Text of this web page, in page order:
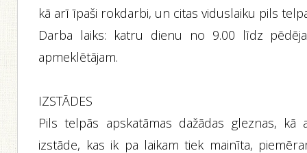
kā arī īpaši rokdarbi, un citas viduslaiku pils
Darba laiks: katru dienu no 9.00 līdz
apmeklētājam.
IZSTĀDES
Pils telpās apskatāmas dažādas gleznas, kā
izstāde, kas ik pa laikam tiek mainīta,